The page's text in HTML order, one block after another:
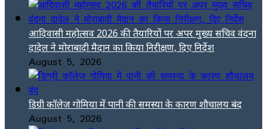
आदिवासी महोत्सव 2026 की तैयारियों पर अपर मुख्य सचिव वंदना
दादेल ने मोराबादी मैदान का किया निरीक्षण, दिए निर्देश
August 5, 2026
डिग्री कॉलेज गोमिया में पानी की समस्या के कारण शौचालय बंद
August 5, 2026